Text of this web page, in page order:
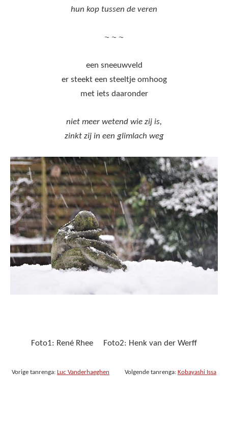
hun kop tussen de veren
~ ~ ~
een sneeuwveld
er steekt een steeltje omhoog
met iets daaronder
niet meer wetend wie zij is,
zinkt zij in een glimlach weg
Foto1: René Rhee Foto2: Henk van der Werff
Vorige tanrenga: Luc Vanderhaeghen Volgende tanrenga: Kobayashi Issa